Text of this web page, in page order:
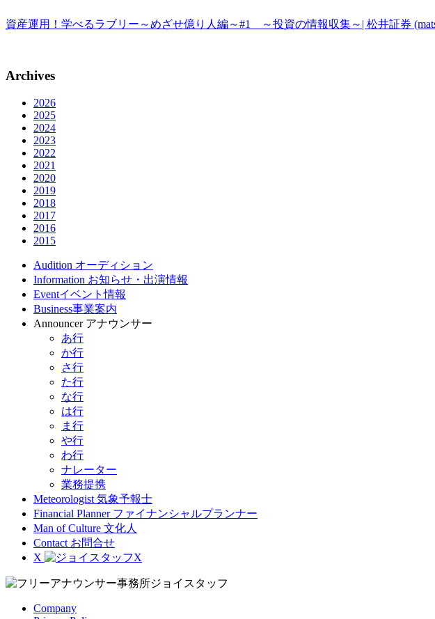
資産運用！学べるラブリー～めざせ億り人編～#1 ～投資の情報収集～| 松井証券
Archives
2026
2025
2024
2023
2022
2021
2020
2019
2018
2017
2016
2015
Audition オーディション
Information お知らせ・出演情報
Eventイベント情報
Business事業案内
Announcer アナウンサー
あ行
か行
さ行
た行
な行
は行
ま行
や行
わ行
ナレーター
業務提携
Meteorologist 気象予報士
Financial Planner ファイナンシャルプランナー
Man of Culture 文化人
Contact お問合せ
X
Company